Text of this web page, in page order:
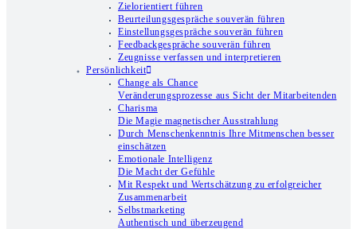
Zielorientiert führen
Beurteilungsgespräche souverän führen
Einstellungsgespräche souverän führen
Feedbackgespräche souverän führen
Zeugnisse verfassen und interpretieren
Persönlichkeit
Change als Chance
Veränderungsprozesse aus Sicht der Mitarbeitenden
Charisma
Die Magie magnetischer Ausstrahlung
Durch Menschenkenntnis Ihre Mitmenschen besser
einschätzen
Emotionale Intelligenz
Die Macht der Gefühle
Mit Respekt und Wertschätzung zu erfolgreicher
Zusammenarbeit
Selbstmarketing
Authentisch und überzeugend